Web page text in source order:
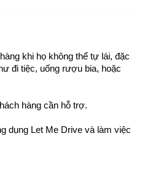
khi họ không thể tự lái, đặc
đi tiệc, uống rượu bia, hoặc
hàng cần hỗ trợ.
dụng Let Me Drive và làm việc